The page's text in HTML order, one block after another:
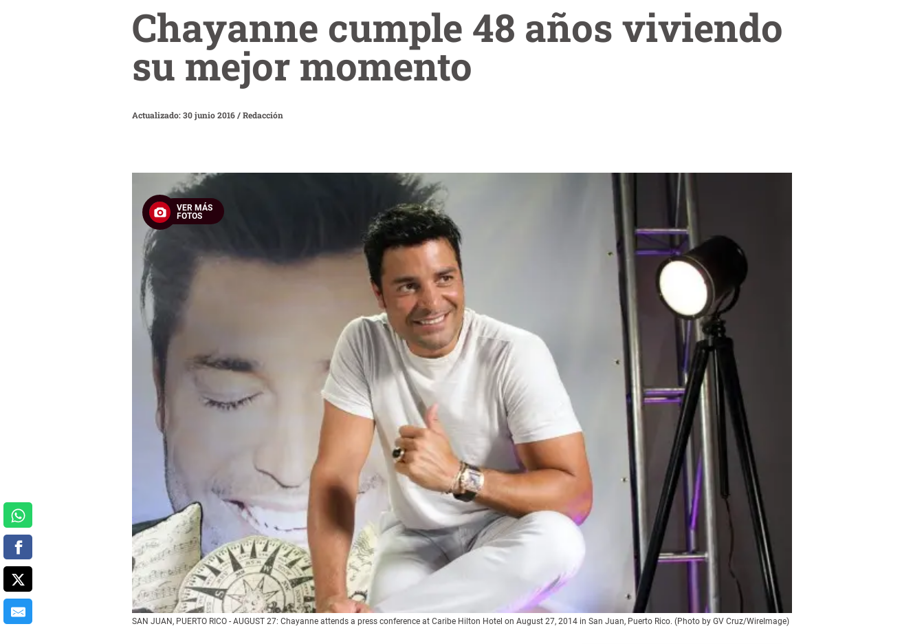
Chayanne cumple 48 años viviendo
su mejor momento
Actualizado: 30 junio 2016/Redacción
VER MÁS
FOTOS
SAN JUAN, PUERTO RICO - AUGUST 27: Chayanne attends a press conference at Caribe Hilton Hotel on August 27, 2014 in San Juan, Puerto Rico. (Photo by GV Cruz/WireImage)